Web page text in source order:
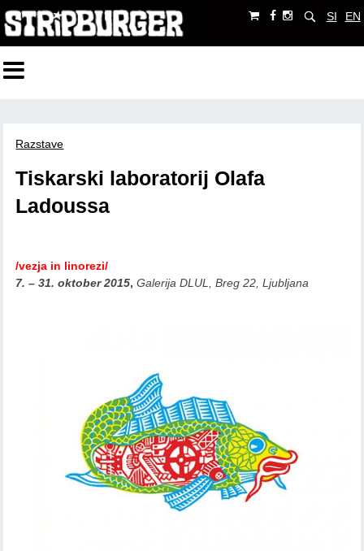
SI EN
Razstave
Tiskarski laboratorij Olafa
Ladoussa
/vezja in linorezi/
7. – 31. oktober 2015,Galerija DLUL,Breg 22, Ljubljana